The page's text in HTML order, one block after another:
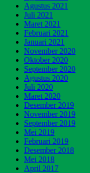
Agustus 2021
Juli 2021
Maret 2021
Februari 2021
Januari 2021
November 2020
Oktober 2020
September 2020
Agustus 2020
Juli 2020
Maret 2020
Desember 2019
November 2019
September 2019
Mei 2019
Februari 2019
Desember 2018
Mei 2018
April 2017